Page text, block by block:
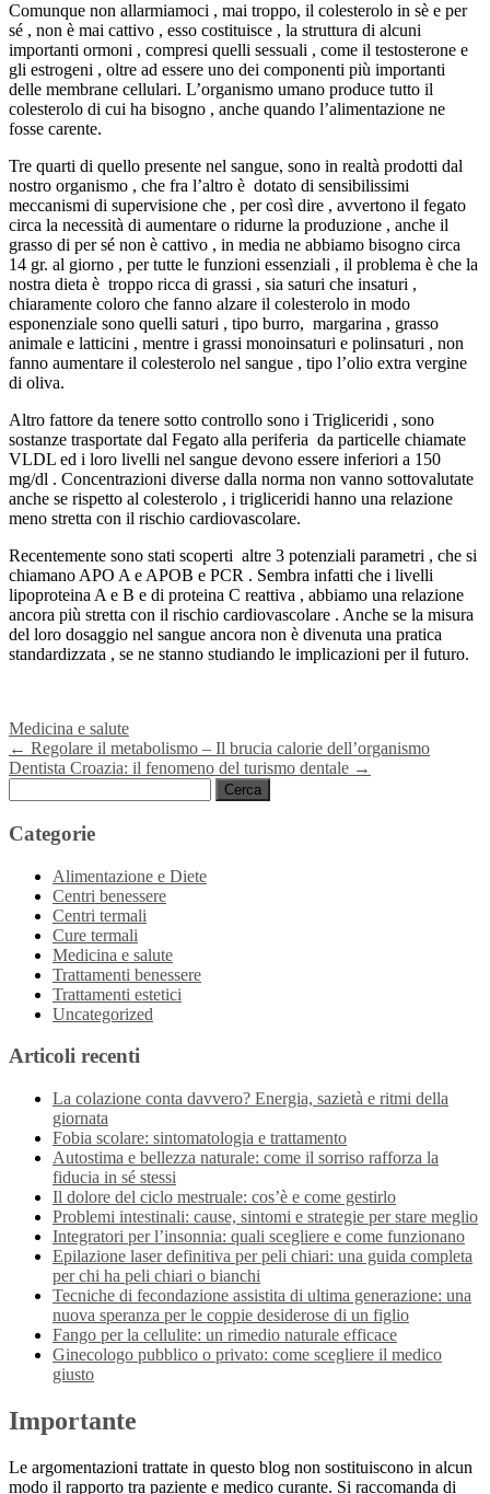
Comunque non allarmiamoci , mai troppo, il colesterolo in sè e per
sé , non è mai cattivo , esso costituisce , la struttura di alcuni
importanti ormoni , compresi quelli sessuali , come il testosterone e
gli estrogeni , oltre ad essere uno dei componenti più importanti
delle membrane cellulari. L’organismo umano produce tutto il
colesterolo di cui ha bisogno , anche quando l’alimentazione ne
fosse carente.
Tre quarti di quello presente nel sangue, sono in realtà prodotti dal
nostro organismo , che fra l’altro è dotato di sensibilissimi
meccanismi di supervisione che , per così dire , avvertono il fegato
circa la necessità di aumentare o ridurne la produzione , anche il
grasso di per sé non è cattivo , in media ne abbiamo bisogno circa
14 gr. al giorno , per tutte le funzioni essenziali , il problema è che la
nostra dieta è troppo ricca di grassi , sia saturi che insaturi ,
chiaramente coloro che fanno alzare il colesterolo in modo
esponenziale sono quelli saturi , tipo burro, margarina , grasso
animale e latticini , mentre i grassi monoinsaturi e polinsaturi , non
fanno aumentare il colesterolo nel sangue , tipo l’olio extra vergine
di oliva.
Altro fattore da tenere sotto controllo sono i Trigliceridi , sono
sostanze trasportate dal Fegato alla periferia da particelle chiamate
VLDL ed i loro livelli nel sangue devono essere inferiori a 150
mg/dl . Concentrazioni diverse dalla norma non vanno sottovalutate
anche se rispetto al colesterolo , i trigliceridi hanno una relazione
meno stretta con il rischio cardiovascolare.
Recentemente sono stati scoperti altre 3 potenziali parametri , che si
chiamano APO A e APOB e PCR . Sembra infatti che i livelli
lipoproteina A e B e di proteina C reattiva , abbiamo una relazione
ancora più stretta con il rischio cardiovascolare . Anche se la misura
del loro dosaggio nel sangue ancora non è divenuta una pratica
standardizzata , se ne stanno studiando le implicazioni per il futuro.
Medicina e salute
Navigazione
articoli
← Regolare il metabolismo – Il brucia calorie dell’organismo
Dentista Croazia: il fenomeno del turismo dentale →
per:
Categorie
Alimentazione e Diete
Centri benessere
Centri termali
Cure termali
Medicina e salute
Trattamenti benessere
Trattamenti estetici
Uncategorized
Articoli recenti
La colazione conta davvero? Energia, sazietà e ritmi della
giornata
Fobia scolare: sintomatologia e trattamento
Autostima e bellezza naturale: come il sorriso rafforza la
fiducia in sé stessi
Il dolore del ciclo mestruale: cos’è e come gestirlo
Problemi intestinali: cause, sintomi e strategie per stare meglio
Integratori per l’insonnia: quali scegliere e come funzionano
Epilazione laser definitiva per peli chiari: una guida completa
per chi ha peli chiari o bianchi
Tecniche di fecondazione assistita di ultima generazione: una
nuova speranza per le coppie desiderose di un figlio
Fango per la cellulite: un rimedio naturale efficace
Ginecologo pubblico o privato: come scegliere il medico
giusto
Importante
Le argomentazioni trattate in questo blog non sostituiscono in alcun
modo il rapporto tra paziente e medico curante. Si raccomanda di